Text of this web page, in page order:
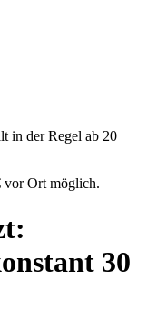
in der Regel ab 20
vor Ort möglich.
30